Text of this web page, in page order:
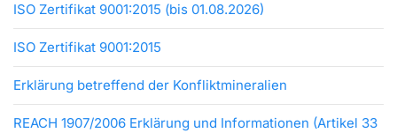
ISO Zertifikat 9001:2015 (bis 01.08.2026)
ISO Zertifikat 9001:2015
Erklärung betreffend der Konfliktmineralien
REACH 1907/2006 Erklärung und Informationen (Artikel 33